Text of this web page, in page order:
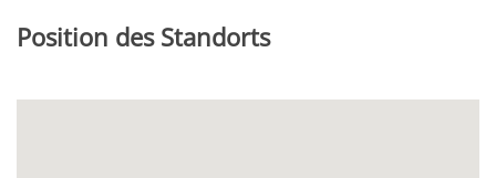
Position des Standorts